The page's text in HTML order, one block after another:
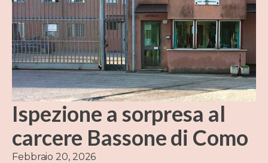
Ispezione a sorpresa al
carcere Bassone di Como
Febbraio 20, 2026